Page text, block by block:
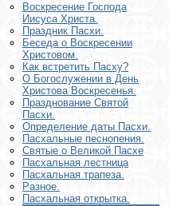
Воскреcение Господа
Иисуса Христа.
Праздник Пасхи.
Беседа о Воскресении
Христовом.
Как встретить Пасху?
О Богослужении в День
Христова Воскресенья.
Празднование Святой
Пасхи.
Определение даты Пасхи.
Пасхальные песнопения.
Святые о Великой Пасхе
Пасхальная лестница
Пасхальная трапеза.
Разное.
Пасхальная открытка.